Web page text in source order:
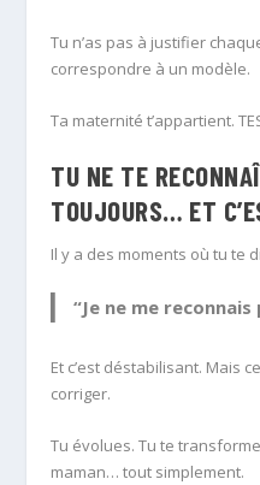
Tu n’as pas à justifier
correspondre à un modèle.
Ta maternité t’appartient.
TU NE TE
TOUJOURS… ET
Il y a des moments où tu te
“Je ne me reconnais
Et c’est déstabilisant. Mais
corriger.
Tu évolues. Tu te
maman… tout simplement.